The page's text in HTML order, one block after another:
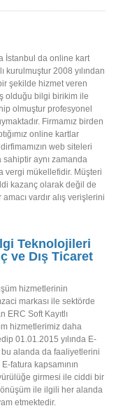
İstanbul da online kart
kurulmuştur 2008 yılından
şekilde hizmet veren
olduğu bilgi birikim ile
olmuştur profesyonel
Firmamız birden
online kartlar
web siteleri
sahiptir aynı zamanda
vergi mükellefidir. Müşteri
kazanç olarak değil de
vardır alış verişlerini
Teknolojileri
ve Dış Ticaret
hizmetlerinin
markası ile sektörde
ERC Soft Kayıtlı
hizmetlerimiz daha
01.01.2015 yılında E-
alanda da faaliyetlerini
fatura kapsamının
girmesi ile ciddi bir
ile ilgili her alanda
etmektedir.